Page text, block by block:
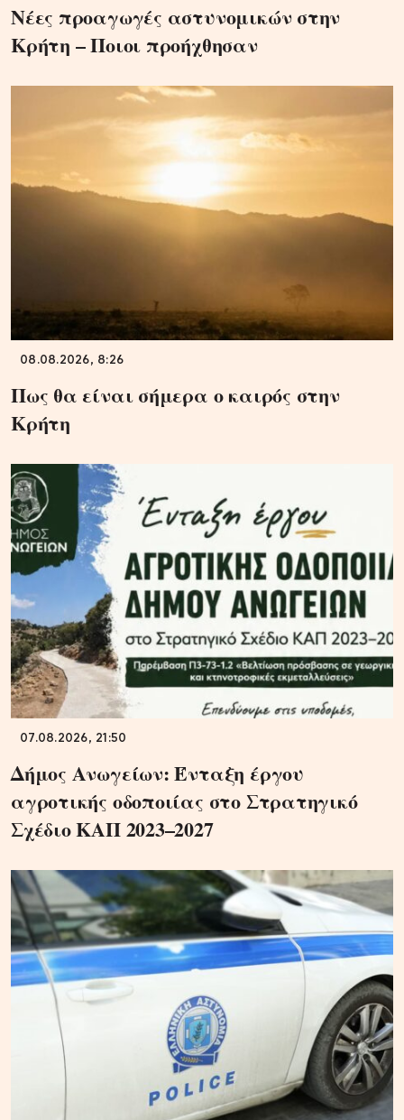
Νέες προαγωγές αστυνομικών στην
Κρήτη – Ποιοι προήχθησαν
08.08.2026, 8:26
Πως θα είναι σήμερα ο καιρός στην
Κρήτη
07.08.2026, 21:50
Δήμος Ανωγείων: Ένταξη έργου
αγροτικής οδοποιίας στο Στρατηγικό
Σχέδιο ΚΑΠ 2023–2027